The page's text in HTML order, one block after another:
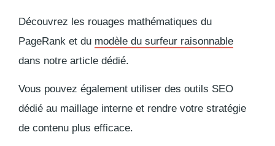
Découvrez les rouages mathématiques du
PageRank et du modèle du surfeur raisonnable
dans notre article dédié.
Vous pouvez également utiliser des outils SEO
dédié au maillage interne et rendre votre stratégie
de contenu plus efficace.